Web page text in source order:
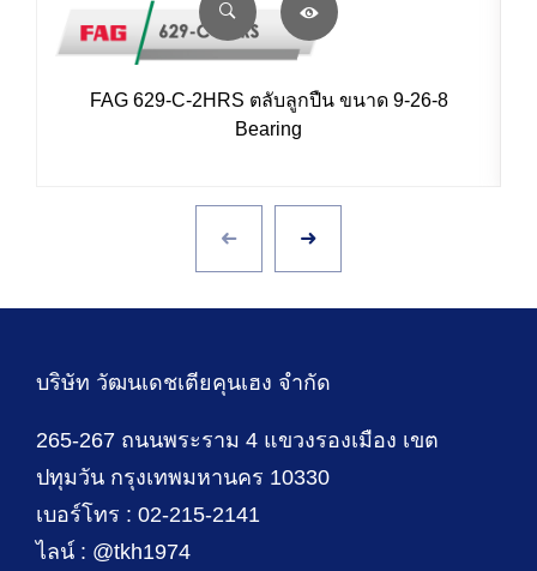
FAG 629-C-2HRS ตลับลูกปืน ขนาด 9-26-8
Bearing
บริษัท วัฒนเดชเตียคุนเฮง จำกัด
265-267 ถนนพระราม 4 แขวงรองเมือง เขต
ปทุมวัน กรุงเทพมหานคร 10330
เบอร์โทร : 02-215-2141
ไลน์ : @tkh1974